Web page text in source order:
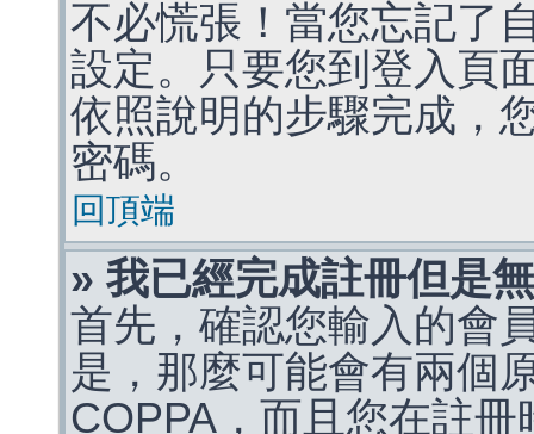
不必慌張！當您忘記了
設定。只要您到登入頁
依照說明的步驟完成，
密碼。
回頂端
» 我已經完成註冊但是
首先，確認您輸入的會
是，那麼可能會有兩個
COPPA，而且您在註